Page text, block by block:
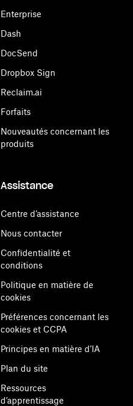
Enterprise
Dash
DocSend
Dropbox Sign
Reclaim.ai
Forfaits
Nouveautés concernant les
produits
Assistance
Centre d’assistance
Nous contacter
Confidentialité et
conditions
Politique en matière de
cookies
Préférences concernant les
cookies et CCPA
Principes en matière d’IA
Plan du site
Ressources
d’apprentissage